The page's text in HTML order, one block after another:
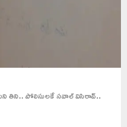
తిని.. పోలిసులకే సవాల్ విసిరావ్..